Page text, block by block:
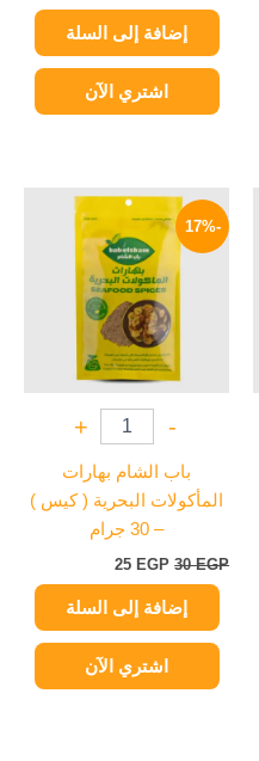
إضافة إلى السلة
اشتري الآن
-17%
-
+
باب الشام بهارات
المأكولات البحرية ( كيس )
– 30 جرام
30EGP
السعر
الأصلي
هو:
30 EGP.
25 EGP
السعر
الحالي
هو:
25 EGP.
إضافة إلى السلة
اشتري الآن